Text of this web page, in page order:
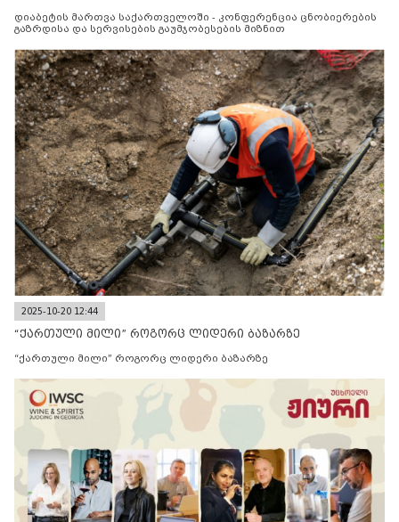
დიაბეტის მართვა საქართველოში - კონფერენცია ცნობიერების
გაზრდისა და სერვისების გაუმჯობესების მიზნით
2025-10-20 12:44
“ქართული მილი” როგორც ლიდერი ბაზარზე
“ქართული მილი” როგორც ლიდერი ბაზარზე